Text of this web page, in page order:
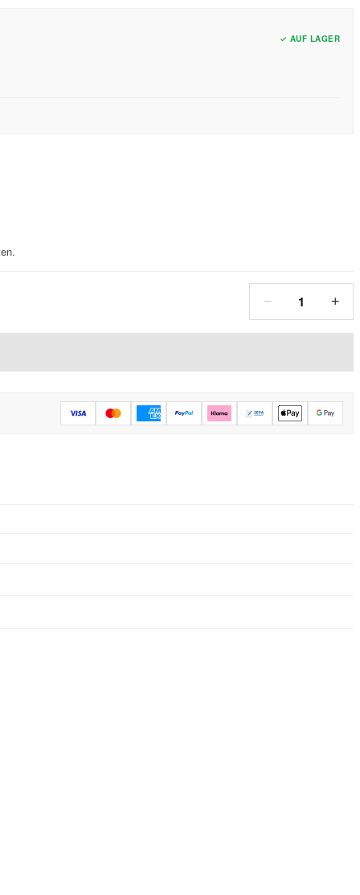
✓ AUF LAGER
− 1 +